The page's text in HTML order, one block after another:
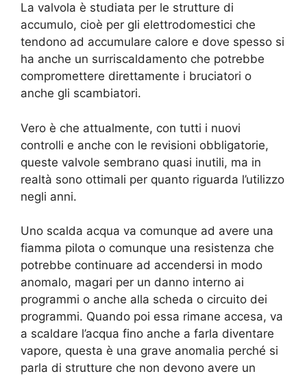
La valvola è studiata per le strutture di
accumulo, cioè per gli elettrodomestici che
tendono ad accumulare calore e dove spesso si
ha anche un surriscaldamento che potrebbe
compromettere direttamente i bruciatori o
anche gli scambiatori.
Vero è che attualmente, con tutti i nuovi
controlli e anche con le revisioni obbligatorie,
queste valvole sembrano quasi inutili, ma in
realtà sono ottimali per quanto riguarda l’utilizzo
negli anni.
Uno scalda acqua va comunque ad avere una
fiamma pilota o comunque una resistenza che
potrebbe continuare ad accendersi in modo
anomalo, magari per un danno interno ai
programmi o anche alla scheda o circuito dei
programmi. Quando poi essa rimane accesa, va
a scaldare l’acqua fino anche a farla diventare
vapore, questa è una grave anomalia perché si
parla di strutture che non devono avere un